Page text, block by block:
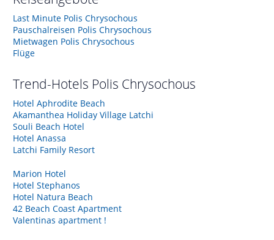
Last Minute Polis Chrysochous
Pauschalreisen Polis Chrysochous
Mietwagen Polis Chrysochous
Flüge
Trend-Hotels Polis Chrysochous
Hotel Aphrodite Beach
Akamanthea Holiday Village Latchi
Souli Beach Hotel
Hotel Anassa
Latchi Family Resort
Marion Hotel
Hotel Stephanos
Hotel Natura Beach
42 Beach Coast Apartment
Valentinas apartment !